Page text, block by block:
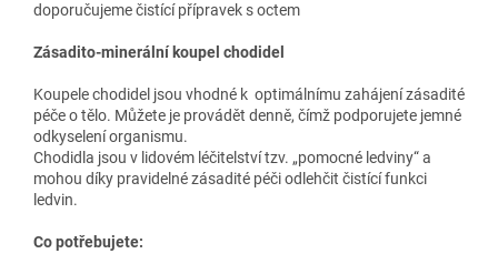
doporučujeme čistící přípravek s octem
Zásadito-minerální koupel chodidel
Koupele chodidel jsou vhodné k optimálnímu zahájení zásadité
péče o tělo. Můžete je provádět denně, čímž podporujete jemné
odkyselení organismu.
Chodidla jsou v lidovém léčitelství tzv. „pomocné ledviny“ a
mohou díky pravidelné zásadité péči odlehčit čistící funkci
ledvin.
Co potřebujete: